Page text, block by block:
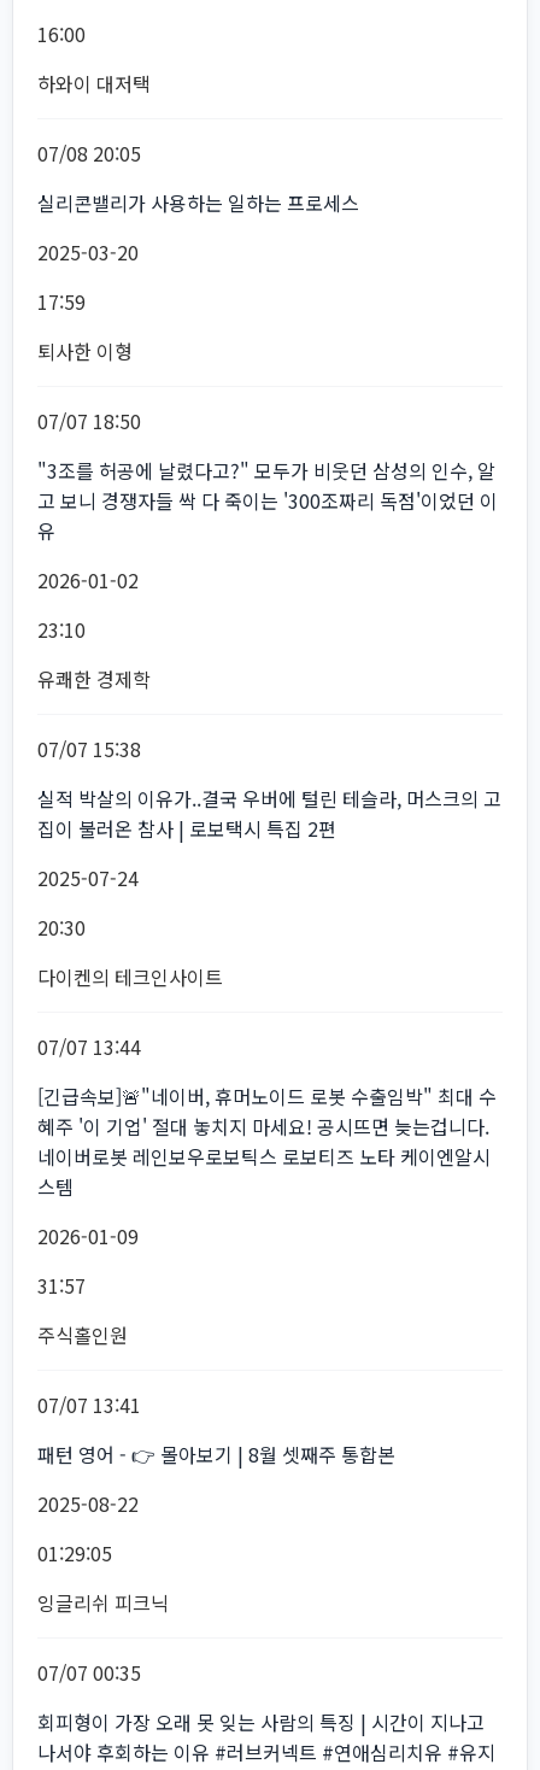
16:00
하와이 대저택
07/08 20:05
실리콘밸리가 사용하는 일하는 프로세스
2025-03-20
17:59
퇴사한 이형
07/07 18:50
"3조를 허공에 날렸다고?" 모두가 비웃던 삼성의 인수, 알
고 보니 경쟁자들 싹 다 죽이는 '300조짜리 독점'이었던 이
유
2026-01-02
23:10
유쾌한 경제학
07/07 15:38
실적 박살의 이유가..결국 우버에 털린 테슬라, 머스크의 고
집이 불러온 참사 | 로보택시 특집 2편
2025-07-24
20:30
다이켄의 테크인사이트
07/07 13:44
[긴급속보]🚨"네이버, 휴머노이드 로봇 수출임박" 최대 수
혜주 '이 기업' 절대 놓치지 마세요! 공시뜨면 늦는겁니다.
네이버로봇 레인보우로보틱스 로보티즈 노타 케이엔알시
스템
2026-01-09
31:57
주식홀인원
07/07 13:41
패턴 영어 - 👉 몰아보기 | 8월 셋째주 통합본
2025-08-22
01:29:05
잉글리쉬 피크닉
07/07 00:35
회피형이 가장 오래 못 잊는 사람의 특징 | 시간이 지나고
나서야 후회하는 이유 #러브커넥트 #연애심리치유 #유지